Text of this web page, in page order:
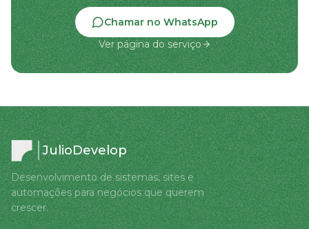
Chamar no WhatsApp
Ver página do serviço
JulioDevelop
Desenvolvimento de sistemas, sites e
automações para negócios que querem
crescer.